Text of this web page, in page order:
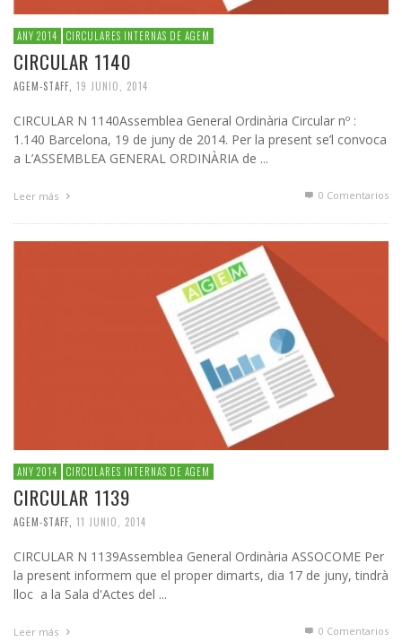
ANY 2014 CIRCULARES INTERNAS DE AGEM
CIRCULAR 1140
AGEM-STAFF 19 JUNIO, 2014
CIRCULAR N 1140Assemblea General Ordinària Circular nº :
1.140 Barcelona, 19 de juny de 2014. Per la present se’l convoca
a L’ASSEMBLEA GENERAL ORDINÀRIA de ...
Leer más 0 Comentarios
ANY 2014 CIRCULARES INTERNAS DE AGEM
CIRCULAR 1139
AGEM-STAFF 11 JUNIO, 2014
CIRCULAR N 1139Assemblea General Ordinària ASSOCOME Per
la present informem que el proper dimarts, dia 17 de juny, tindrà
lloc a la Sala d'Actes del ...
Leer más 0 Comentarios